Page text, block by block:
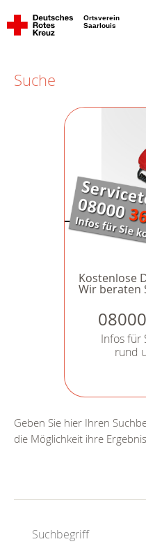
Ortsverein
Saarlouis
Suche
Kostenlose
Wir beraten
08000
Infos für
rund
Geben Sie hier Ihren
die Möglichkeit ihre